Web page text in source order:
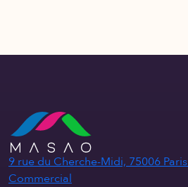
9 rue du Cherche-Midi, 75006 Paris
Commercial